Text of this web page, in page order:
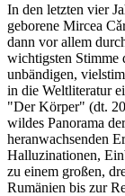
In den letzten vier
geborene Mircea
dann vor allem
wichtigsten Stimme
unbändigen,
in die Weltliteratur
"Der Körper" (dt.
wildes Panorama
heranwachsenden
Halluzinationen,
zu einem großen,
Rumänien bis zur